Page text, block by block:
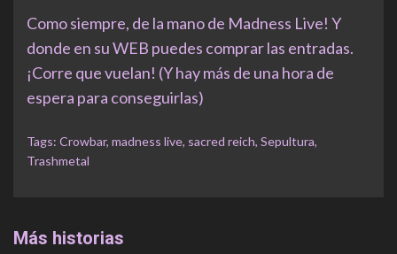
Como siempre, de la mano de Madness Live! Y
donde en su WEB puedes comprar las entradas.
¡Corre que vuelan! (Y hay más de una hora de
espera para conseguirlas)
Tags: Crowbar, madness live, sacred reich, Sepultura,
Trashmetal
Más historias